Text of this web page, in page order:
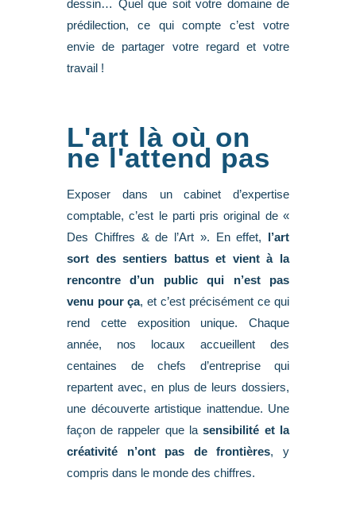
dessin… Quel que soit votre domaine de
prédilection, ce qui compte c’est votre
envie de partager votre regard et votre
travail !
L'art là où on
ne l'attend pas
Exposer dans un cabinet d’expertise
comptable, c’est le parti pris original de «
Des Chiffres & de l’Art ». En effet,
l’art
sort des sentiers battus et vient à la
rencontre d’un public qui n’est pas
venu pour ça, et c’est précisément ce qui
rend cette exposition unique. Chaque
année, nos locaux accueillent des
centaines de chefs d’entreprise qui
repartent avec, en plus de leurs dossiers,
une découverte artistique inattendue. Une
façon de rappeler que la sensibilité et la
créativité n’ont pas de frontières, y
compris dans le monde des chiffres.